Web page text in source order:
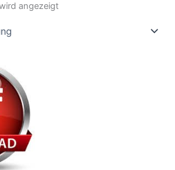
angezeigt